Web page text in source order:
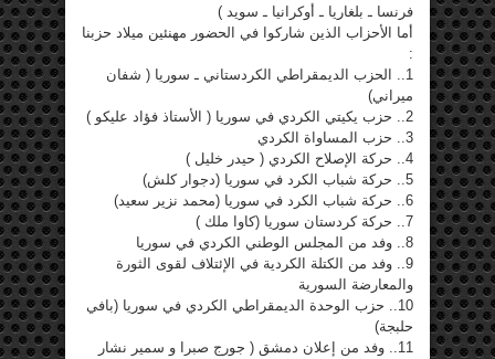
فرنسا ـ بلغاريا ـ أوكرانيا ـ سويد )
أما الأحزاب الذين شاركوا في الحضور مهنئين ميلاد حزبنا
:
1.. الحزب الديمقراطي الكردستاني ـ سوريا ( شفان
ميراني)
2.. حزب يكيتي الكردي في سوريا ( الأستاذ فؤاد عليكو )
3.. حزب المساواة الكردي
4.. حركة الإصلاح الكردي ( حيدر خليل )
5.. حركة شباب الكرد في سوريا (دجوار كلش)
6.. حركة شباب الكرد في سوريا (محمد نزير سعيد)
7.. حركة كردستان سوريا (كاوا ملك )
8.. وفد من المجلس الوطني الكردي في سوريا
9.. وفد من الكتلة الكردية في الإئتلاف لقوى الثورة
والمعارضة السورية
10.. حزب الوحدة الديمقراطي الكردي في سوريا (بافي
حلبجة)
11.. وفد من إعلان دمشق ( جورج صبرا و سمير نشار